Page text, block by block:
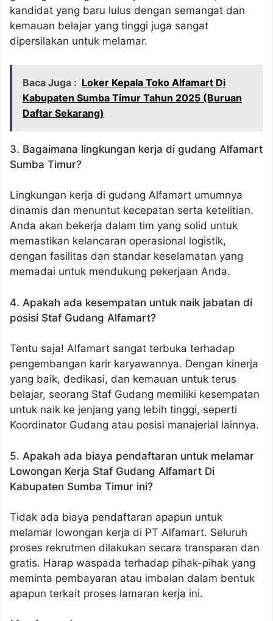
kandidat yang baru lulus dengan semangat dan
kemauan belajar yang tinggi juga sangat
dipersilakan untuk melamar.
Baca Juga : Loker Kepala Toko Alfamart Di
Kabupaten Sumba Timur Tahun 2025 (Buruan
Daftar Sekarang)
3. Bagaimana lingkungan kerja di gudang Alfamart
Sumba Timur?
Lingkungan kerja di gudang Alfamart umumnya
dinamis dan menuntut kecepatan serta ketelitian.
Anda akan bekerja dalam tim yang solid untuk
memastikan kelancaran operasional logistik,
dengan fasilitas dan standar keselamatan yang
memadai untuk mendukung pekerjaan Anda.
4. Apakah ada kesempatan untuk naik jabatan di
posisi Staf Gudang Alfamart?
Tentu saja! Alfamart sangat terbuka terhadap
pengembangan karir karyawannya. Dengan kinerja
yang baik, dedikasi, dan kemauan untuk terus
belajar, seorang Staf Gudang memiliki kesempatan
untuk naik ke jenjang yang lebih tinggi, seperti
Koordinator Gudang atau posisi manajerial lainnya.
5. Apakah ada biaya pendaftaran untuk melamar
Lowongan Kerja Staf Gudang Alfamart Di
Kabupaten Sumba Timur ini?
Tidak ada biaya pendaftaran apapun untuk
melamar lowongan kerja di PT Alfamart. Seluruh
proses rekrutmen dilakukan secara transparan dan
gratis. Harap waspada terhadap pihak-pihak yang
meminta pembayaran atau imbalan dalam bentuk
apapun terkait proses lamaran kerja ini.